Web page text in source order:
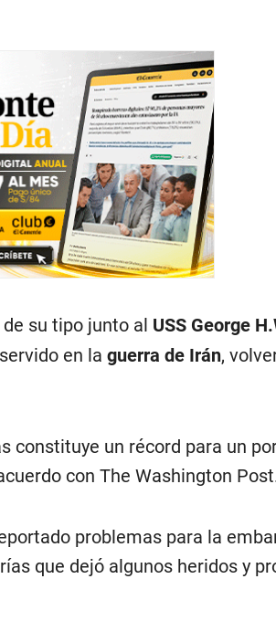
su tipo junto al USS George
en la guerra de Irán,
constituye un récord para un
con The Washington
problemas para la
que dejó algunos heridos y